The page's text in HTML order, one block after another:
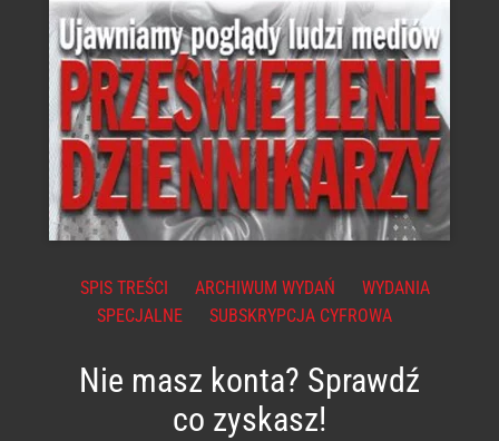
SPIS TREŚCI ARCHIWUM WYDAŃ
WYDANIA
SPECJALNE
SUBSKRYPCJA CYFROWA
Nie masz konta? Sprawdź
co zyskasz!